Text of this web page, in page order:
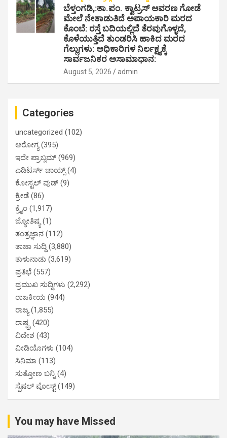
ಬೆಳ್ತಂಗಡಿ,:ತಾ.ಪಂ‌. ಕ್ವಾಟ್ರಸ್ ಆವರಣ ಗೋಡೆ
ಮೇಲೆ ನೇತಾಡುತಿದೆ ಅಪಾಯಕಾರಿ ಮರದ
ಕೊಂಬೆ: ರಸ್ತೆ ಬದಿಯಲ್ಲಿದೆ ತೆರವುಗೊಳ್ಳದೆ,
ಕೊಳೆಯುತ್ತಿದೆ ತುಂಡರಿಸಿ ಹಾಕಿದ ಮರದ
ಗೆಲ್ಲುಗಳು: ಅಧಿಕಾರಿಗಳ ನಿರ್ಲಕ್ಷ್ಯಕ್ಕೆ
ಸಾರ್ವಜನಿಕರ ಅಸಾಮಾಧಾನ:
August 5, 2026 admin
Categories
uncategorized (102)
ಆರೋಗ್ಯ(395)
ಇದೇ ಪ್ರಾಬ್ಲಮ್ (969)
ಎಡಿಟರ್ಸ್ ಚಾಯ್ಸ್(4)
ಕೋಸ್ಟಲ್ ವುಡ್ (9)
ಕ್ರೀಡೆ (86)
ಕ್ರೈಂ (1,917)
ಜ್ಯೋತಿಷ್ಯ(1)
ತಂತ್ರಜ್ಞಾನ (112)
ತಾಜಾ ಸುದ್ದಿ (3,880)
ತುಳುನಾಡು (3,619)
ಪ್ರತಿಭೆ (557)
ಪ್ರಮುಖ ಸುದ್ದಿಗಳು (2,292)
ರಾಜಕೀಯ (944)
ರಾಜ್ಯ(1,855)
ರಾಷ್ಟ್ರ (420)
ವಿದೇಶ (43)
ವೀಡಿಯೊಗಳು (104)
ಸಿನಿಮಾ (113)
ಸುತ್ತೋಣ ಬನ್ನಿ(4)
ಸ್ಪೆಷಲ್ ಪೋಸ್ಟ್(149)
You may have Missed